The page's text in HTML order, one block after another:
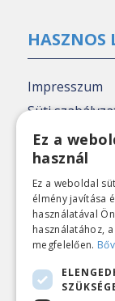
HASZNOS
Impresszum
Süti
Adatkezelési
Nézőpont
E-mail:
Ez a
használ
Ez a weboldal
élmény javítása
használatával
használatához,
megfelelően.